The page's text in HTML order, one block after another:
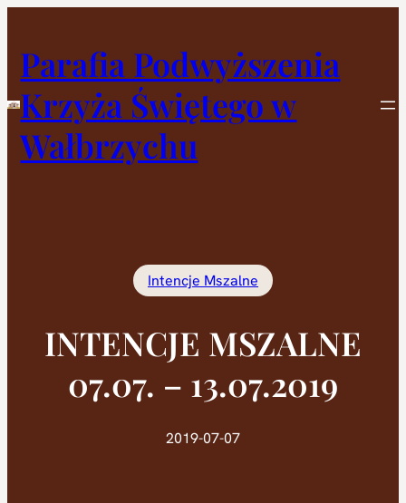
treści
Parafia Podwyższenia
Krzyża Świętego w
Wałbrzychu
Intencje Mszalne
INTENCJE MSZALNE
07.07. – 13.07.2019
2019-07-07